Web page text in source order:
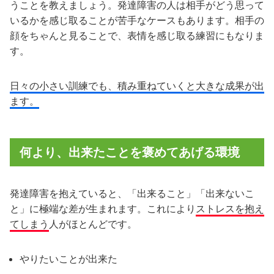
うことを教えましょう。発達障害の人は相手がどう思って
いるかを感じ取ることが苦手なケースもあります。相手の
顔をちゃんと見ることで、表情を感じ取る練習にもなりま
す。
日々の小さい訓練でも、積み重ねていくと大きな成果が出
ます。
何より、出来たことを褒めてあげる環境
発達障害を抱えていると、「出来ること」「出来ないこ
と」に極端な差が生まれます。これにより ストレスを抱え
てしまう 人がほとんどです。
やりたいことが出来た